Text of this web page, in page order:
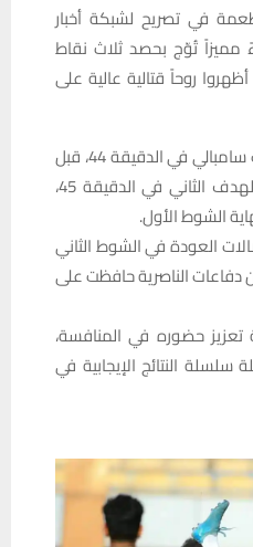
في تصريح لشبكة أخبار
مميزاً تُوّج بحصد ثلاث نقاط
روحاً قتالية عالية على
وسجّل هدفي الانتصار اللاعب سامبالي في الدقيقة 44، قبل
أن يعزز جبار محمد النتيجة بالهدف الثاني في الدقيقة 45،
الشوط الأول.
العودة في الشوط الثاني
دفاعات الناصرية حافظت على
تعزيز حضوره في المنافسة،
النتائج الإيجابية في